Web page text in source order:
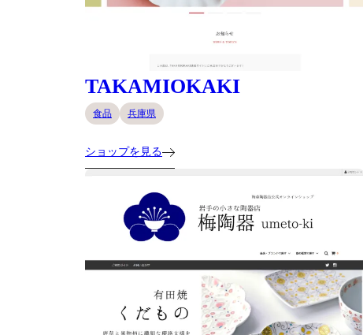
TAKAMIOKAKI
食品 兵庫県
ショップを見る